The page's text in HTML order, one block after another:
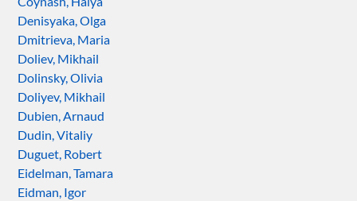
Denisyaka, Olga
Dmitrieva, Maria
Doliev, Mikhail
Dolinsky, Olivia
Doliyev, Mikhail
Dubien, Arnaud
Dudin, Vitaliy
Duguet, Robert
Eidelman, Tamara
Eidman, Igor